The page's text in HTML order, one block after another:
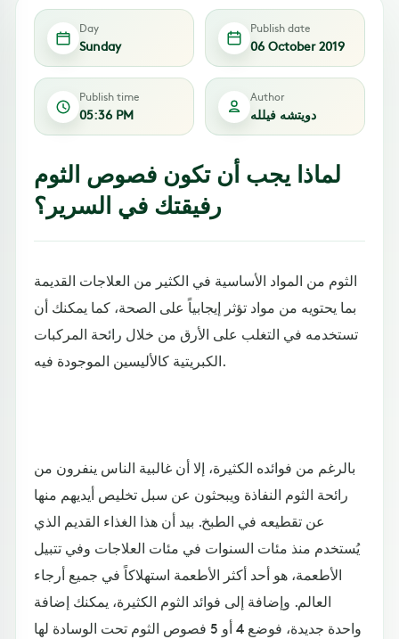
Day
Sunday
Publish date
06 October 2019
Publish time
05:36 PM
Author
دويتشه فيلله
لماذا يجب أن تكون فصوص الثوم
رفيقتك في السرير؟
الثوم من المواد الأساسية في الكثير من العلاجات القديمة
بما يحتويه من مواد تؤثر إيجابياً على الصحة، كما يمكنك أن
تستخدمه في التغلب على الأرق من خلال رائحة المركبات
الكبريتية كالأليسين الموجودة فيه.
بالرغم من فوائده الكثيرة، إلا أن غالبية الناس ينفرون من
رائحة الثوم النفاذة ويبحثون عن سبل تخليص أيديهم منها
عن تقطيعه في الطبخ. بيد أن هذا الغذاء القديم الذي
يُستخدم منذ مئات السنوات في مئات العلاجات وفي تتبيل
الأطعمة، هو أحد أكثر الأطعمة استهلاكاً في جميع أرجاء
العالم. وإضافة إلى فوائد الثوم الكثيرة، يمكنك إضافة
واحدة جديدة، فوضع 4 أو 5 فصوص الثوم تحت الوسادة لها